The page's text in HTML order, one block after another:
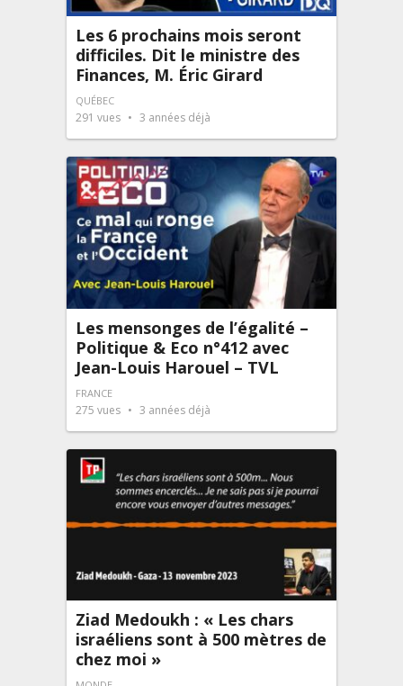
Les 6 prochains mois seront
difficiles. Dit le ministre des
Finances, M. Éric Girard
QUÉBEC
291 vues 3 années déjà
Les mensonges de l’égalité –
Politique & Eco n°412 avec
Jean-Louis Harouel – TVL
FRANCE
275 vues 3 années déjà
Ziad Medoukh : « Les chars
israéliens sont à 500 mètres de
chez moi »